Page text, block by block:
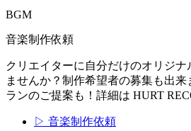
BGM
音楽制作依頼
クリエイターに自分だけのオリジ
ませんか？制作希望者の募集も出
ランのご提案も！詳細は HURT
▷ 音楽制作依頼